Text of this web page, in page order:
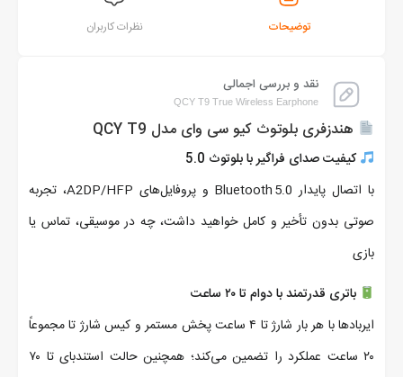
توضیحات نظرات کاربران
نقد و بررسی اجمالی
QCY T9 True Wireless Earphone
هندزفری بلوتوث کیو سی وای مدل QCY T9
کیفیت صدای فراگیر با بلوتوث 5.0
با اتصال پایدار Bluetooth 5.0 و پروفایل‌های A2DP/HFP، تجربه
صوتی بدون تأخیر و کامل خواهید داشت، چه در موسیقی، تماس یا
بازی
باتری قدرتمند با دوام تا ۲۰ ساعت
ایربادها با هر بار شارژ تا ۴ ساعت پخش مستمر و کیس شارژ تا مجموعاً
۲۰ ساعت عملکرد را تضمین می‌کند؛ همچنین حالت استندبای تا ۷۰